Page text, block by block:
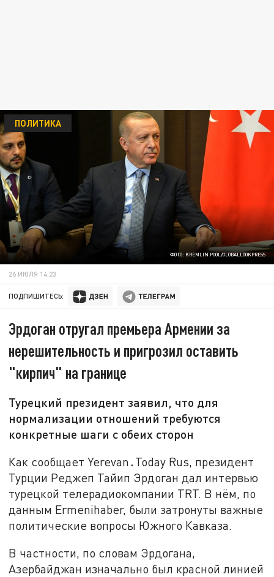
ФОТО: KREMLIN POOL/GLOBALLOOKPRESS
ПОЛИТИКА
26 ИЮЛЯ 14:23
ПОДПИШИТЕСЬ:
Эрдоган отругал премьера Армении за
нерешительность и пригрозил оставить
"кирпич" на границе
Турецкий президент заявил, что для
нормализации отношений требуются
конкретные шаги с обеих сторон
Как сообщает Yerevan․Today Rus, президент
Турции Реджеп Тайип Эрдоган дал интервью
турецкой телерадиокомпании TRT. В нём, по
данным Ermenihaber, были затронуты важные
политические вопросы Южного Кавказа.
В частности, по словам Эрдогана,
Азербайджан изначально был красной линией